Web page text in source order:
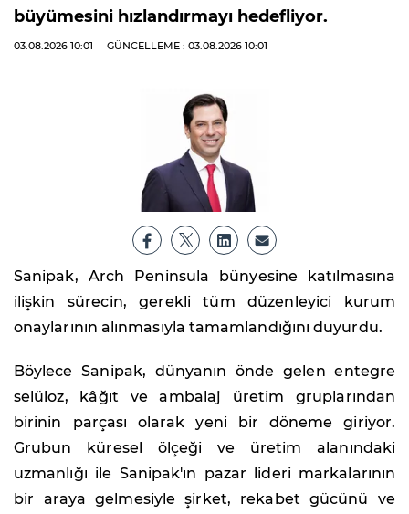
büyümesini hızlandırmayı hedefliyor.
03.08.2026 10:01 GÜNCELLEME : 03.08.2026 10:01
Sanipak, Arch Peninsula bünyesine katılmasına
ilişkin sürecin, gerekli tüm düzenleyici kurum
onaylarının alınmasıyla tamamlandığını duyurdu.
Böylece Sanipak, dünyanın önde gelen entegre
selüloz, kâğıt ve ambalaj üretim gruplarından
birinin parçası olarak yeni bir döneme giriyor.
Grubun küresel ölçeği ve üretim alanındaki
uzmanlığı ile Sanipak'ın pazar lideri markalarının
bir araya gelmesiyle şirket, rekabet gücünü ve